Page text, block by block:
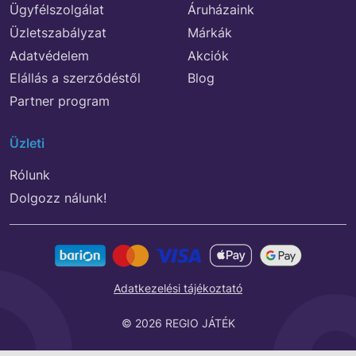
Ügyfélszolgálat
Üzletszabályzat
Adatvédelem
Elállás a szerződéstől
Partner program
Áruházaink
Márkák
Akciók
Blog
Üzleti
Rólunk
Dolgozz nálunk!
© 2026 REGIO JÁTÉK
Adatkezelési tájékoztató